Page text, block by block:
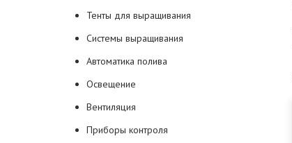
Тенты для выращивания
Системы выращивания
Автоматика полива
Освещение
Вентиляция
Приборы контроля